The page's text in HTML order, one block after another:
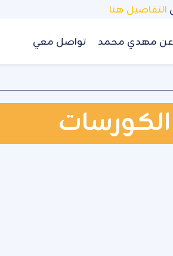
التفاصيل هنا
عن مهدي محمد تواصل معي
الكورسات